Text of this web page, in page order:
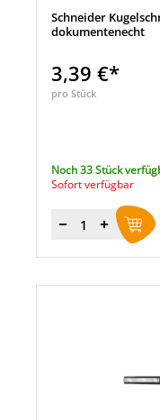
Schneider
dokumentenecht
3,39 €*
pro Stück
Noch 33 Stück
Sofort verfügbar
Menge